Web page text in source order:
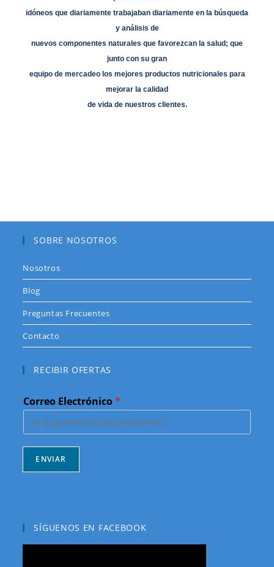
idóneos que diariamente trabajaban diariamente en la búsqueda
y análisis de
nuevos componentes naturales que favorezcan la salud; que
junto con su gran
equipo de mercadeo los mejores productos nutricionales para
mejorar la calidad
de vida de nuestros clientes.
SOBRE NOSOTROS
Nosotros
Blog
Preguntas Frecuentes
Contacto
RECIBIR OFERTAS
Correo Electrónico*
ENVIAR
SÍGUENOS EN FACEBOOK